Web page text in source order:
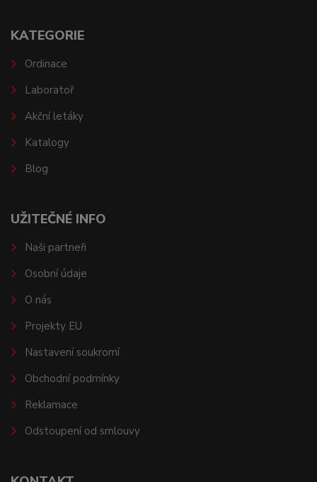
KATEGORIE
Ordinace
Laboratoř
Akční letáky
Katalogy
Blog
UŽITEČNÉ INFO
Naši partneři
Osobní údaje
O nás
Projekty EU
Nastavení soukromí
Obchodní podmínky
Reklamace
Odstoupení od smlouvy